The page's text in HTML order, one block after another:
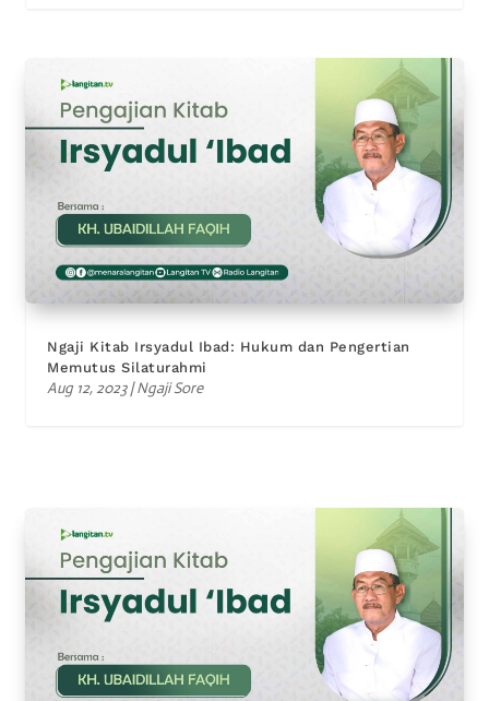
Ngaji Kitab Irsyadul Ibad: Hukum dan Pengertian
Memutus Silaturahmi
Aug 12, 2023|Ngaji Sore